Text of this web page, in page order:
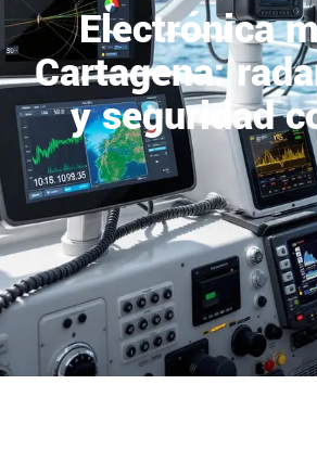
Electrónica
Cartagena:
y seguridad